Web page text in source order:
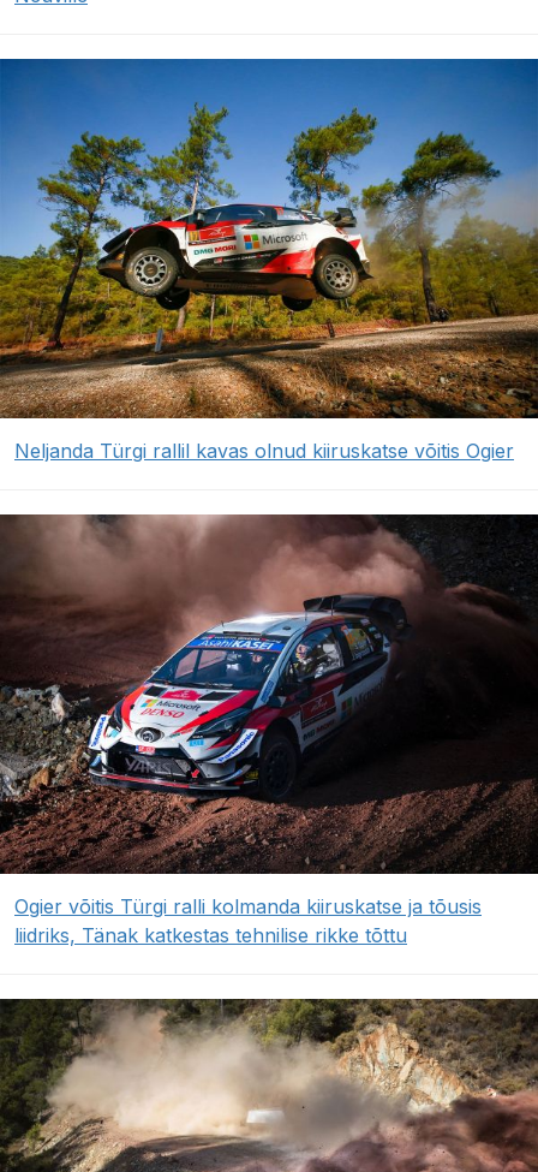
Neljanda Türgi rallil kavas olnud kiiruskatse võitis Ogier
Ogier võitis Türgi ralli kolmanda kiiruskatse ja tõusis
liidriks, Tänak katkestas tehnilise rikke tõttu